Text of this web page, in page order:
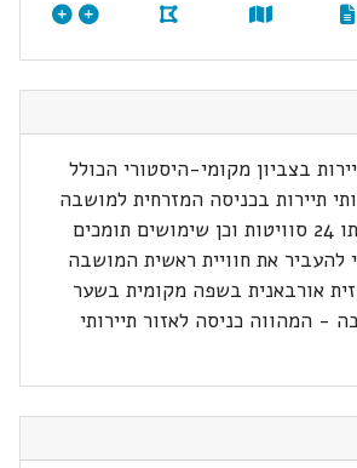
בצביון מקומי-היסטורי הכולל
תיירות בכניסה המזרחית למושבה
זיכרון יעקב. תכולתו 24 סוויטות וכן שימושים תומכים
להעביר את חוויית ראשית המושבה
אורבאנית בשפה מקומית בשער
- המהווה כניסה לאזור תיירותי